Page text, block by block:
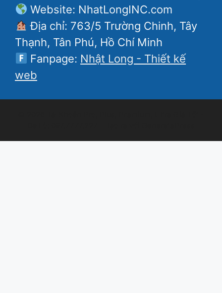
Website: NhatLongINC.com
Địa chỉ: 763/5 Trường Chinh, Tây
Thạnh, Tân Phú, Hồ Chí Minh
Fanpage: Nhật Long - Thiết kế
web